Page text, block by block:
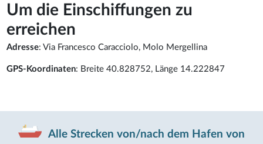
Um die Einschiffungen zu
erreichen
Adresse: Via Francesco Caracciolo, Molo Mergellina
GPS-Koordinaten: Breite 40.828752, Länge 14.222847
Alle Strecken von/nach dem Hafen von